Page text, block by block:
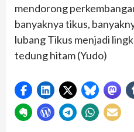
mendorong
banyaknya tikus,
lubang Tikus menjadi
tedung hitam (Yudo)